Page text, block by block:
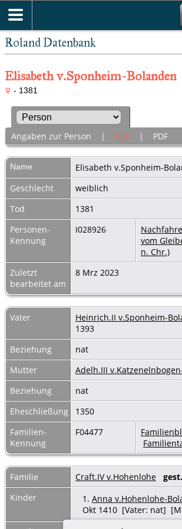
Roland Datenbank
Elisabeth v.Sponheim-Bolanden
- 1381
Angaben zur Person | Alle | PDF
Name Elisabeth v.Sponheim-
Geschlecht
weiblich
Tod
1381
Personen-
Kennung
I028926
vom
n. Chr.)
Zuletzt
bearbeitet am
8 Mrz 2023
Vater Heinrich.II v.Sponheim-
1393
Beziehung
nat
Mutter
Adelh.III
Beziehung
nat
Eheschließung
1350
Familien-
Kennung
F04477
Familie Craft.IV v.Hohenlohe gest.
Kinder
1. Anna v.Hohenlohe-
Okt 1410 [Vater: nat]